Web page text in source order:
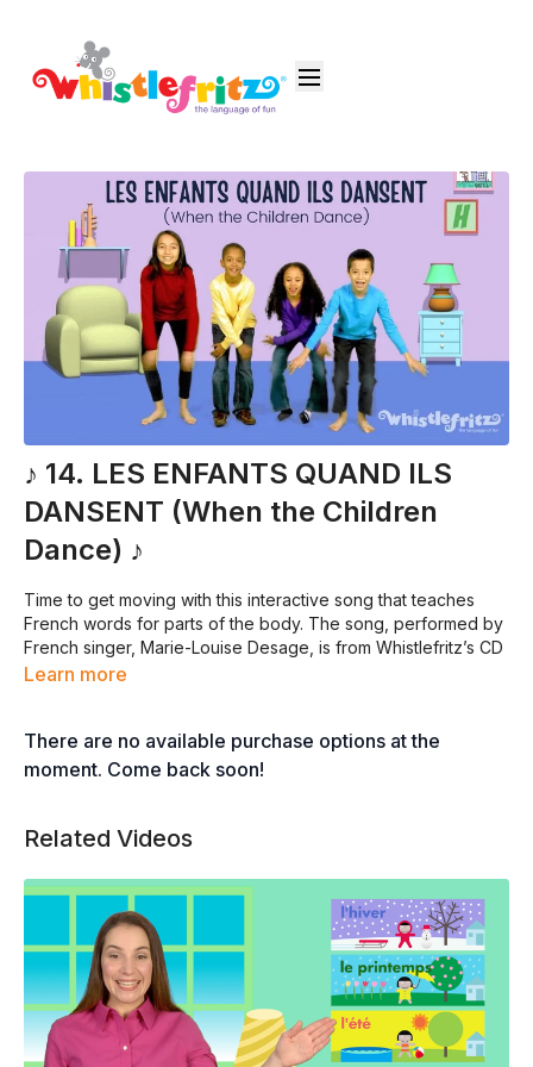
♪ 14. LES ENFANTS QUAND ILS
DANSENT (When the Children
Dance) ♪
Time to get moving with this interactive song that teaches
French words for parts of the body. The song, performed by
French singer, Marie-Louise Desage, is from Whistlefritz’s CD
ALLONS DANSER!
LES ENFANTS QUAND ILS DANSENT
©2013 Whistlefritz LLC
LES ENFANTS QUAND ILS DANSENT
LES ENFANTS QUAND ILS DANSENT
DE LEURS DOIGTS ILS DANSENT
DE LEURS DOIGTS, DOIGTS, DOIGTS
AINSI DANSENT LES ENFANTS
LES ENFANTS QUAND ILS DANSENT
DANSENT, DANSENT, DANSENT
LES ENFANTS QUAND ILS DANSENT
Learn more
There are no available purchase options at the
moment. Come back soon!
Related Videos